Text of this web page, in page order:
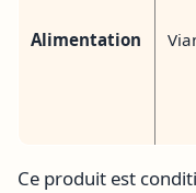
Alimentation
Ce produit est